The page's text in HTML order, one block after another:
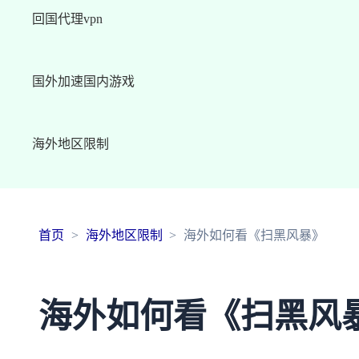
回国代理vpn
国外加速国内游戏
海外地区限制
首页 海外地区限制 海外如何看《扫黑风暴》
海外如何看《扫黑风